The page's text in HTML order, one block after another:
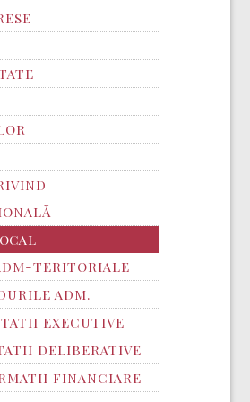
TERITORIALE
ADM.
EXECUTIVE
DELIBERATIVE
FINANCIARE